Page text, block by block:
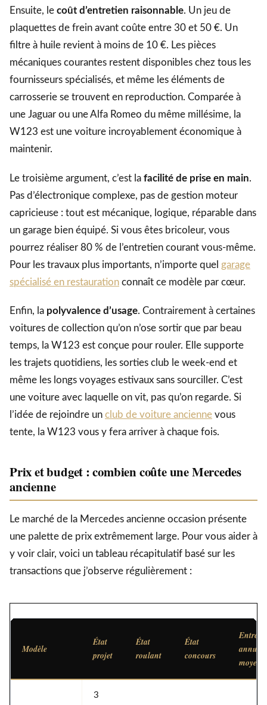
Ensuite, le coût d’entretien raisonnable. Un jeu de
plaquettes de frein avant coûte entre 30 et 50 €. Un
filtre à huile revient à moins de 10 €. Les pièces
mécaniques courantes restent disponibles chez tous les
fournisseurs spécialisés, et même les éléments de
carrosserie se trouvent en reproduction. Comparée à
une Jaguar ou une Alfa Romeo du même millésime, la
W123 est une voiture incroyablement économique à
maintenir.
Le troisième argument, c’est la facilité de prise en main.
Pas d’électronique complexe, pas de gestion moteur
capricieuse : tout est mécanique, logique, réparable dans
un garage bien équipé. Si vous êtes bricoleur, vous
pourrez réaliser 80 % de l’entretien courant vous-même.
Pour les travaux plus importants, n’importe quel garage
spécialisé en restauration connaît ce modèle par cœur.
Enfin, la polyvalence d’usage. Contrairement à certaines
voitures de collection qu’on n’ose sortir que par beau
temps, la W123 est conçue pour rouler. Elle supporte
les trajets quotidiens, les sorties club le week-end et
même les longs voyages estivaux sans sourciller. C’est
une voiture avec laquelle on vit, pas qu’on regarde. Si
l’idée de rejoindre un club de voiture ancienne vous
tente, la W123 vous y fera arriver à chaque fois.
Prix et budget : combien coûte une Mercedes
ancienne
Le marché de la Mercedes ancienne occasion présente
une palette de prix extrêmement large. Pour vous aider à
y voir clair, voici un tableau récapitulatif basé sur les
transactions que j’observe régulièrement :
Modèle
État
projet
État
roulant
État
concours
annuel
moyen
3